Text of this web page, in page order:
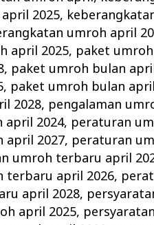
2025,
umroh april
april 2025, paket
, paket umroh bulan
, paket umroh bulan
2028, pengalaman
april 2024, peraturan
april 2027, peraturan
umroh terbaru april
terbaru april 2026,
april 2028,
april 2025,